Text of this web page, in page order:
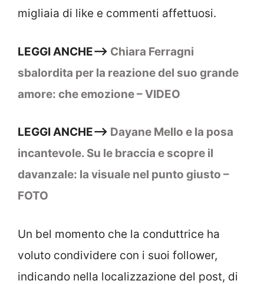
migliaia di like e commenti affettuosi.
LEGGI ANCHE–> Chiara Ferragni
sbalordita per la reazione del suo grande
amore: che emozione – VIDEO
LEGGI ANCHE–> Dayane Mello e la posa
incantevole. Su le braccia e scopre il
davanzale: la visuale nel punto giusto –
FOTO
Un bel momento che la conduttrice ha
voluto condividere con i suoi follower,
indicando nella localizzazione del post, di